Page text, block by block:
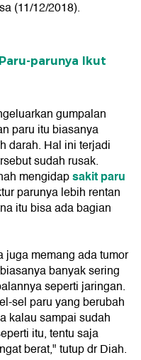
(11/12/2018).
parunya Ikut
gumpalan
paru itu biasanya
darah. Hal ini terjadi
sudah rusak.
mengidapsakit paru
parunya lebih rentan
itu bisa ada bagian
memang ada tumor
banyak sering
seperti jaringan.
sel paru yang berubah
kalau sampai sudah
itu, tentu saja
berat," tutup dr Diah.